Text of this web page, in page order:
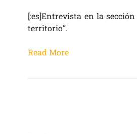
[:es]Entrevista en la
territorio”.
Read More